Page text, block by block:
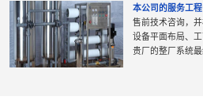
本公司的服务工
售前技术咨询，
设备平面布局、
贵厂的整厂系统最